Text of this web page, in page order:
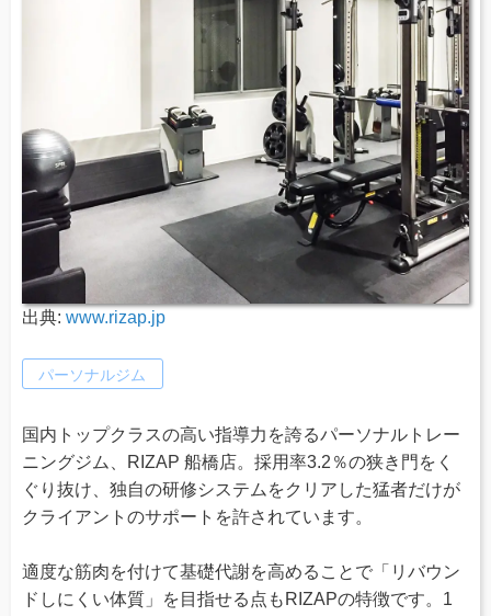
出典: www.rizap.jp
パーソナルジム
国内トップクラスの高い指導力を誇るパーソナルトレー
ニングジム、RIZAP 船橋店。採用率3.2％の狭き門をく
ぐり抜け、独自の研修システムをクリアした猛者だけが
クライアントのサポートを許されています。
適度な筋肉を付けて基礎代謝を高めることで「リバウン
ドしにくい体質」を目指せる点もRIZAPの特徴です。1